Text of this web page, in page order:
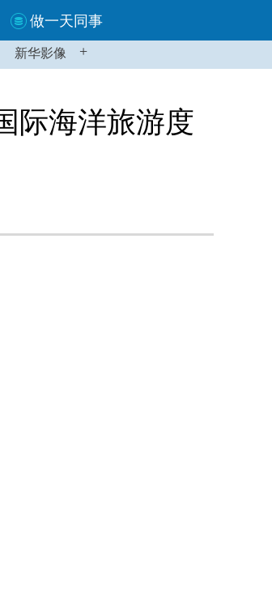
做一天同事
新华影像 +
际海洋旅游度